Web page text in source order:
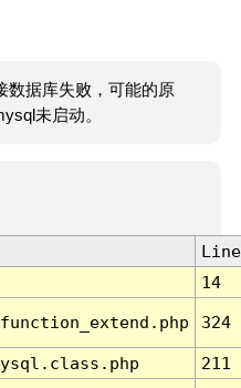
数据库失败，可能的原
未启动。
Line
14
324
211